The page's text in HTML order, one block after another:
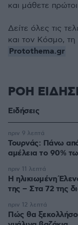
και μάθετε
Δείτε όλες τις
και τον Κόσμο,
Protothema.gr
ΡΟΗ
Ειδήσεις
Τουρνάς: Πάνω
αμέλεια το 90%
πριν 9 λεπτά
Η ηλικιωμένη
της – Στα 72 της
πριν 11 λεπτά
Πώς θα
πριν 12 λεπτά